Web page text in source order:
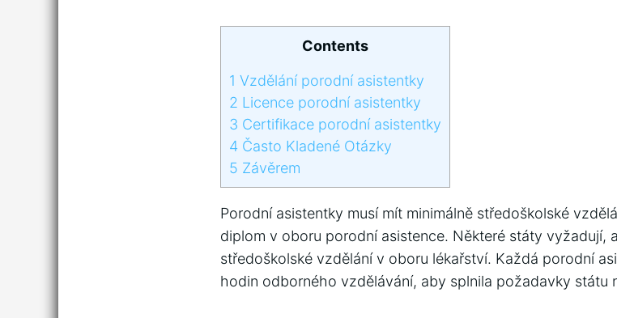
Contents
1 Vzdělání porodní asistentky
2 Licence porodní asistentky
3 Certifikace porodní asistentky
4 Často Kladené Otázky
5 Závěrem
Porodní asistentky musí mít minimálně středoškolské
diplom v oboru porodní asistence. Některé státy vyžadují,
středoškolské vzdělání v oboru lékařství. Každá porodní
hodin odborného vzdělávání, aby splnila požadavky státu